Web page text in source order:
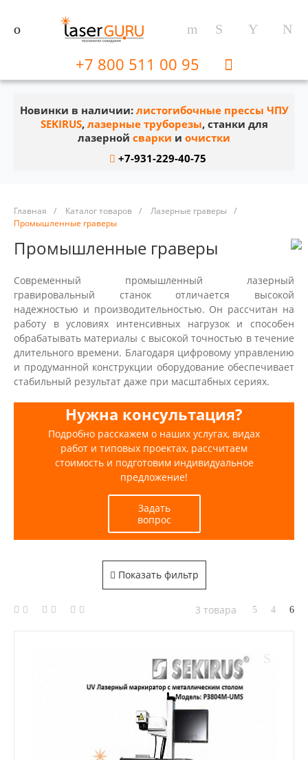
+7 800 511 00 95
Новинки в наличии: листогибочные прессы ЧПУ
SEKIRUS, лазерные труборезы, станки для
лазерной сварки и очистки
+7-931-229-40-75
Главная / Каталог товаров / Лазерные граверы
/
Промышленные граверы
Промышленные граверы
Современный промышленный лазерный
гравировальный станок отличается высокой
надежностью и производительностью. Он рассчитан на
работу в условиях интенсивных нагрузок и способен
обрабатывать материалы с высокой точностью в течение
длительного времени. Благодаря цифровому управлению
и продуманной конструкции оборудование обеспечивает
стабильный результат даже при масштабных сериях.
Нужна консультация?
Подробно расскажем о наших услугах, видах
работ и типовых проектах, рассчитаем
стоимость и подготовим индивидуальное
предложение!
Задать
вопрос
Показать фильтр
3 товара